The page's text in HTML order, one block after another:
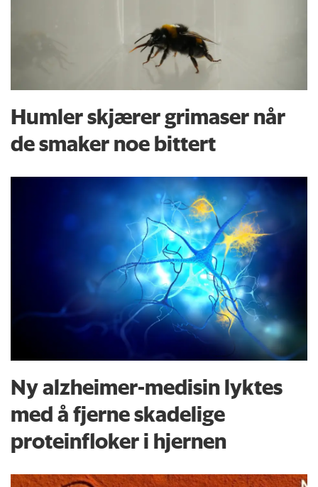
Humler skjærer grimaser når
de smaker noe bittert
Ny alzheimer-medisin lyktes
med å fjerne skadelige
proteinfloker i hjernen